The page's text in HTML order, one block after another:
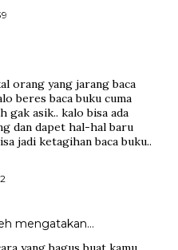
orang yang jarang baca
beres baca buku cuma
gak asik.. kalo bisa ada
dan dapet hal-hal baru
jadi ketagihan baca buku..
mengatakan…